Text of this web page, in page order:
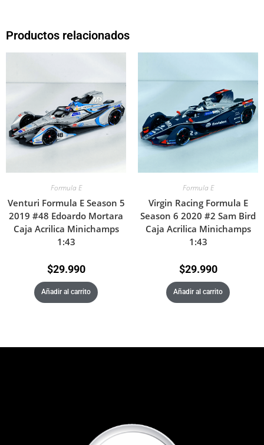
Productos relacionados
Formula E
Venturi Formula E Season 5
2019 #48 Edoardo Mortara
Caja Acrilica Minichamps
1:43
$29.990
Añadir al carrito
Formula E
Virgin Racing Formula E
Season 6 2020 #2 Sam Bird
Caja Acrilica Minichamps
1:43
$29.990
Añadir al carrito